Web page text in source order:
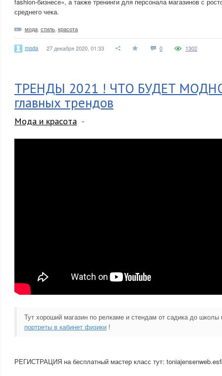
среднего чека.
мода стиль красота
moda 27 декабря 2020, 01:33 0 1302
ТРЕНДЫ 2021 ! ЧТО БУДЕТ
главных трендов
Мода и красота
Тут хороший магазин по релкаме и стендам от садика до
портреты в кабинет физики !
РЕГИСТРАЦИЯ на бесплатный мастер класс тут: